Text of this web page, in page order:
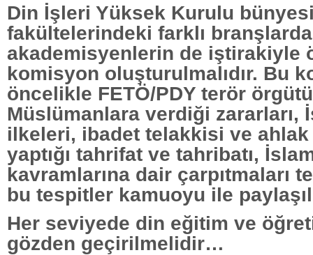
Din İşleri Yüksek Kurulu
fakültelerindeki farklı
akademisyenlerin de iştirakiyle
komisyon oluşturulmalıdır. Bu
öncelikle FETÖ/PDY terör
Müslümanlara verdiği zararları,
ilkeleri, ibadet telakkisi ve ahlak
yaptığı tahrifat ve tahribatı,
kavramlarına dair çarpıtmaları
bu tespitler kamuoyu ile
Her seviyede din eğitim ve
gözden geçirilmelidir…